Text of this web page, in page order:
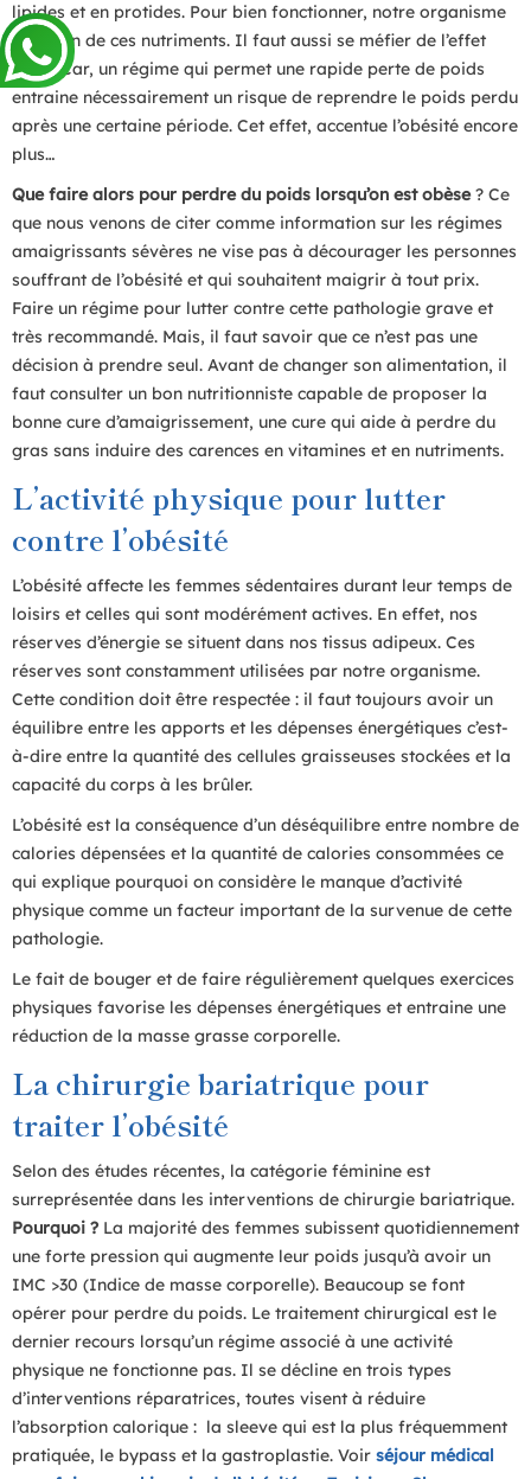
lipides et en protides. Pour bien fonctionner, notre organisme
a besoin de ces nutriments. Il faut aussi se méfier de l’effet
yoyo. Car, un régime qui permet une rapide perte de poids
entraine nécessairement un risque de reprendre le poids perdu
après une certaine période. Cet effet, accentue l’obésité encore
plus…
Que faire alors pour perdre du poids lorsqu’on est obèse? Ce
que nous venons de citer comme information sur les régimes
amaigrissants sévères ne vise pas à décourager les personnes
souffrant de l’obésité et qui souhaitent maigrir à tout prix.
Faire un régime pour lutter contre cette pathologie grave et
très recommandé. Mais, il faut savoir que ce n’est pas une
décision à prendre seul. Avant de changer son alimentation, il
faut consulter un bon nutritionniste capable de proposer la
bonne cure d’amaigrissement, une cure qui aide à perdre du
gras sans induire des carences en vitamines et en nutriments.
L’activité physique pour lutter
contre l’obésité
L’obésité affecte les femmes sédentaires durant leur temps de
loisirs et celles qui sont modérément actives. En effet, nos
réserves d’énergie se situent dans nos tissus adipeux. Ces
réserves sont constamment utilisées par notre organisme.
Cette condition doit être respectée : il faut toujours avoir un
équilibre entre les apports et les dépenses énergétiques c’est-
à-dire entre la quantité des cellules graisseuses stockées et la
capacité du corps à les brûler.
L’obésité est la conséquence d’un déséquilibre entre nombre de
calories dépensées et la quantité de calories consommées ce
qui explique pourquoi on considère le manque d’activité
physique comme un facteur important de la survenue de cette
pathologie.
Le fait de bouger et de faire régulièrement quelques exercices
physiques favorise les dépenses énergétiques et entraine une
réduction de la masse grasse corporelle.
La chirurgie bariatrique pour
traiter l’obésité
Selon des études récentes, la catégorie féminine est
surreprésentée dans les interventions de chirurgie bariatrique.
Pourquoi ? La majorité des femmes subissent quotidiennement
une forte pression qui augmente leur poids jusqu’à avoir un
IMC >30 (Indice de masse corporelle). Beaucoup se font
opérer pour perdre du poids. Le traitement chirurgical est le
dernier recours lorsqu’un régime associé à une activité
physique ne fonctionne pas. Il se décline en trois types
d’interventions réparatrices, toutes visent à réduire
l’absorption calorique : la sleeve qui est la plus fréquemment
pratiquée, le bypass et la gastroplastie. Voir séjour médical